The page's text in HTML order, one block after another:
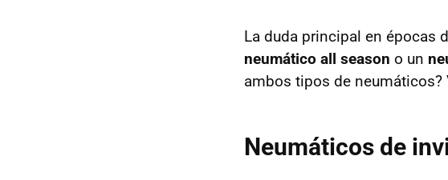
La duda principal en épocas
neumático all season o un
ambos tipos de
Neumáticos de